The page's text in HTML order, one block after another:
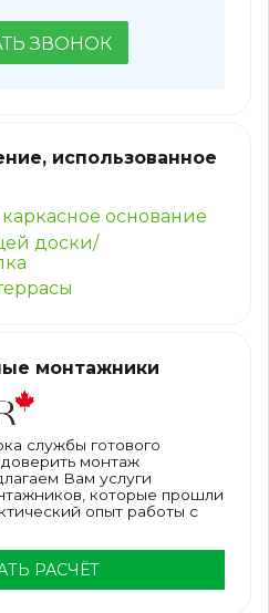
ЗВОНОК
использованное
основание
доски/
монтажники
службы готового
монтаж
Вам услуги
которые прошли
опыт работы с
РАСЧЁТ